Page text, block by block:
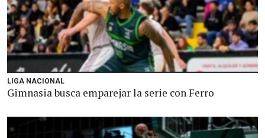
LIGA NACIONAL
Gimnasia busca emparejar la serie con Ferro